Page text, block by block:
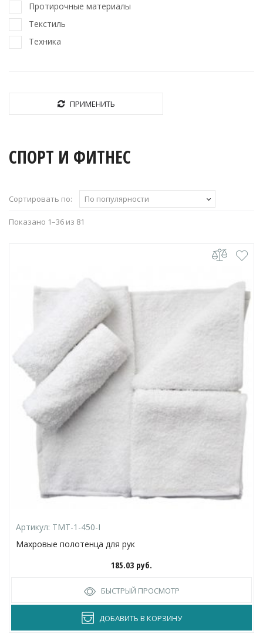
СПОРТ И ФИТНЕС
Сортировать по: По популярности
Показано 1–36 из 81
Артикул: TMT-1-450-I
Махровые полотенца для рук
185.03 руб.
БЫСТРЫЙ ПРОСМОТР
ДОБАВИТЬ В КОРЗИНУ
Протирочные материалы
Текстиль
Техника
ПРИМЕНИТЬ